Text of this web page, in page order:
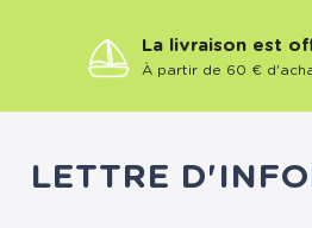
La livraison est
À partir de 60 €
LETTRE